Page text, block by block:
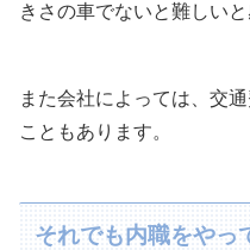
きさの車でないと難しいと
また会社によっては、交
こともあります。
それでも内職をやっ